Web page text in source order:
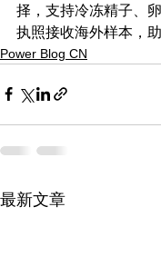
择，支持冷冻精子、
执照接收海外样本，
Power Blog CN
最新文章